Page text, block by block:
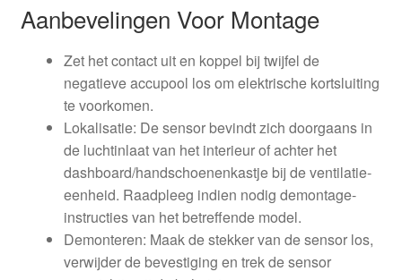
Aanbevelingen Voor Montage
Zet het contact uit en koppel bij twijfel de
negatieve accupool los om elektrische kortsluiting
te voorkomen.
Lokalisatie: De sensor bevindt zich doorgaans in
de luchtinlaat van het interieur of achter het
dashboard/hand­schoenenkastje bij de ventilatie-
eenheid. Raadpleeg indien nodig demontage-
instructies van het betreffende model.
Demonteren: Maak de stekker van de sensor los,
verwijder de bevestiging en trek de sensor